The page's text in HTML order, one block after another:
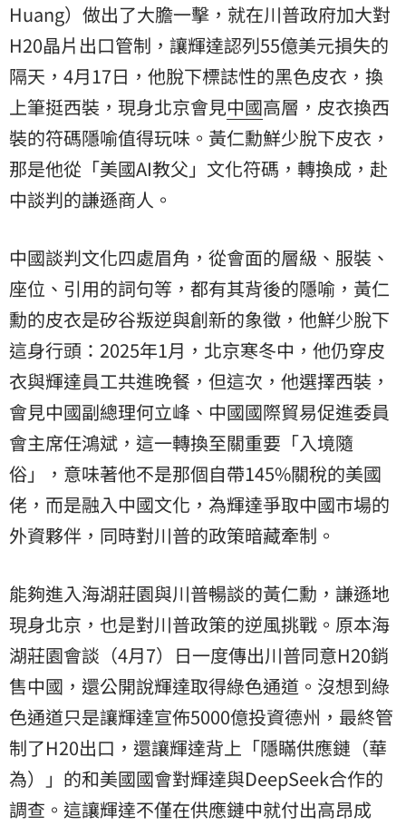
Huang）做出了大膽一擊，就在川普政府加大對
H20晶片出口管制，讓輝達認列55億美元損失的
隔天，4月17日，他脫下標誌性的黑色皮衣，換
上筆挺西裝，現身北京會見中國高層，皮衣換西
裝的符碼隱喻值得玩味。黃仁勳鮮少脫下皮衣，
那是他從「美國AI教父」文化符碼，轉換成，赴
中談判的謙遜商人。
中國談判文化四處眉角，從會面的層級、服裝、
座位、引用的詞句等，都有其背後的隱喻，黃仁
勳的皮衣是矽谷叛逆與創新的象徵，他鮮少脫下
這身行頭：2025年1月，北京寒冬中，他仍穿皮
衣與輝達員工共進晚餐，但這次，他選擇西裝，
會見中國副總理何立峰、中國國際貿易促進委員
會主席任鴻斌，這一轉換至關重要「入境隨
俗」，意味著他不是那個自帶145%關稅的美國
佬，而是融入中國文化，為輝達爭取中國市場的
外資夥伴，同時對川普的政策暗藏牽制。
能夠進入海湖莊園與川普暢談的黃仁勳，謙遜地
現身北京，也是對川普政策的逆風挑戰。原本海
湖莊園會談（4月7）日一度傳出川普同意H20銷
售中國，還公開說輝達取得綠色通道。沒想到綠
色通道只是讓輝達宣佈5000億投資德州，最終管
制了H20出口，還讓輝達背上「隱瞞供應鏈（華
為）」的和美國國會對輝達與DeepSeek合作的
調查。這讓輝達不僅在供應鏈中就付出高昂成